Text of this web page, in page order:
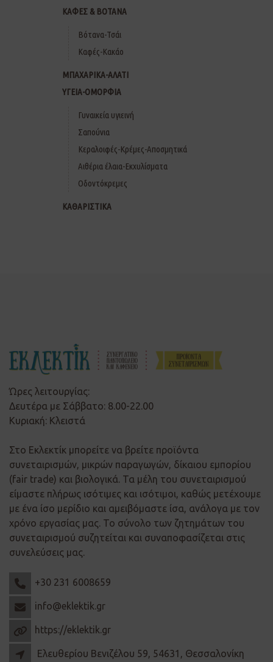
ΚΑΦΕΣ & ΒΟΤΑΝΑ
Βότανα-Τσάι
Καφές-Κακάο
ΜΠΑΧΑΡΙΚΑ-ΑΛΑΤΙ
ΥΓΕΙΑ-ΟΜΟΡΦΙΑ
Γυναικεία υγιεινή
Σαπούνια
Κεραλοιφές-Κρέμες-Αποσμητικά
Αιθέρια έλαια-Εκχυλίσματα
Οδοντόκρεμες
ΚΑΘΑΡΙΣΤΙΚΑ
Ώρες λειτουργίας:
Δευτέρα με Σάββατο: 8.00-22.00
Κυριακή: Κλειστά
Στο Εκλεκτίκ μπορείτε να βρείτε προϊόντα
συνεταιρισμών, μικρών παραγωγών, δίκαιου εμπορίου
(fair trade) και βιολογικά. Τα μέλη του συνεταιρισμού
είμαστε πλήρως ισότιμες και ισότιμοι, καθώς μετέχουμε
με ένα ίσο μερίδιο και αμειβόμαστε ίσα, ανάλογα με τον
χρόνο εργασίας μας. Το σύνολο των ζητημάτων του
συνεταιρισμού συζητείται και συναποφασίζεται στις
συνελεύσεις μας.
+30 231 6008659
info@eklektik.gr
https://eklektik.gr
Ελευθερίου Βενιζέλου 59, 54631, Θεσσαλονίκη